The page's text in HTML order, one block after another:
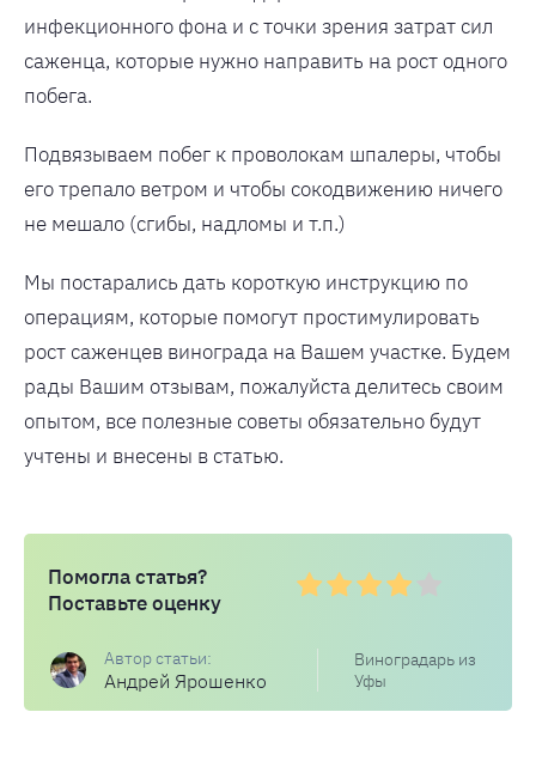
инфекционного фона и с точки зрения затрат сил
саженца, которые нужно направить на рост одного
побега.
Подвязываем побег к проволокам шпалеры, чтобы
его трепало ветром и чтобы сокодвижению ничего
не мешало (сгибы, надломы и т.п.)
Мы постарались дать короткую инструкцию по
операциям, которые помогут простимулировать
рост саженцев винограда на Вашем участке. Будем
рады Вашим отзывам, пожалуйста делитесь своим
опытом, все полезные советы обязательно будут
учтены и внесены в статью.
Помогла статья?
Поставьте оценку
Андрей Ярошенко
Виноградарь из
Уфы